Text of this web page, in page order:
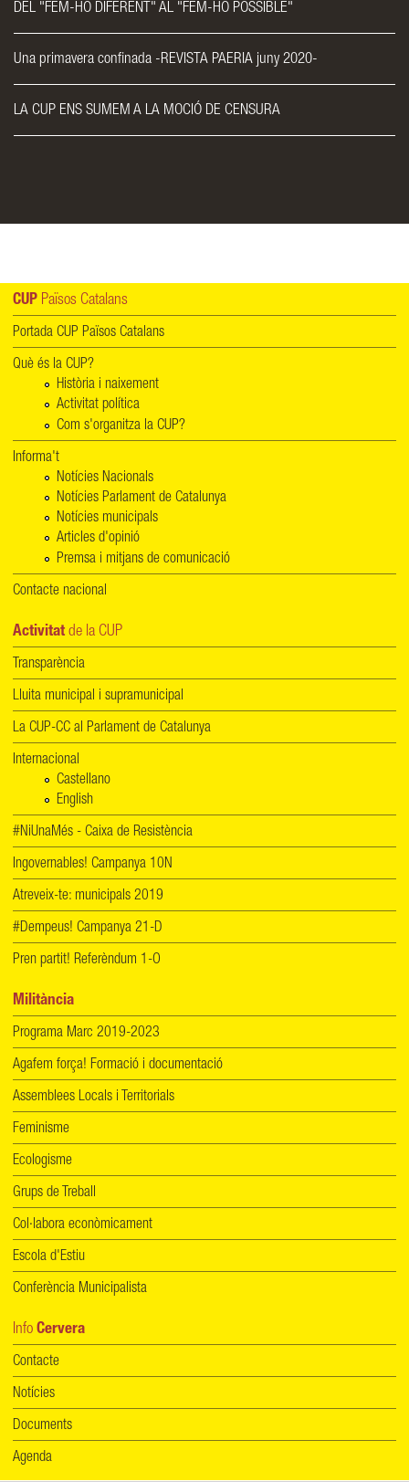
DEL "FEM-HO DIFERENT" AL "FEM-HO POSSIBLE"
Una primavera confinada -REVISTA PAERIA juny 2020-
LA CUP ENS SUMEM A LA MOCIÓ DE CENSURA
CUP Països Catalans
Portada CUP Països Catalans
Què és la CUP?
Història i naixement
Activitat política
Com s'organitza la CUP?
Informa't
Notícies Nacionals
Notícies Parlament de Catalunya
Notícies municipals
Articles d'opinió
Premsa i mitjans de comunicació
Contacte nacional
Activitat de la CUP
Transparència
Lluita municipal i supramunicipal
La CUP-CC al Parlament de Catalunya
Internacional
Castellano
English
#NiUnaMés - Caixa de Resistència
Ingovernables! Campanya 10N
Atreveix-te: municipals 2019
#Dempeus! Campanya 21-D
Pren partit! Referèndum 1-O
Militància
Programa Marc 2019-2023
Agafem força! Formació i documentació
Assemblees Locals i Territorials
Feminisme
Ecologisme
Grups de Treball
Col·labora econòmicament
Escola d'Estiu
Conferència Municipalista
Info Cervera
Contacte
Notícies
Documents
Agenda